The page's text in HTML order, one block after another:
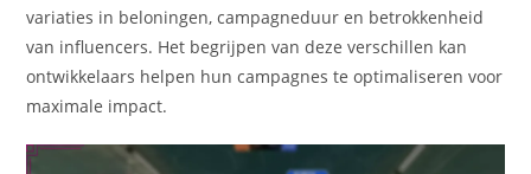
variaties in beloningen, campagneduur en betrokkenheid
van influencers. Het begrijpen van deze verschillen kan
ontwikkelaars helpen hun campagnes te optimaliseren voor
maximale impact.